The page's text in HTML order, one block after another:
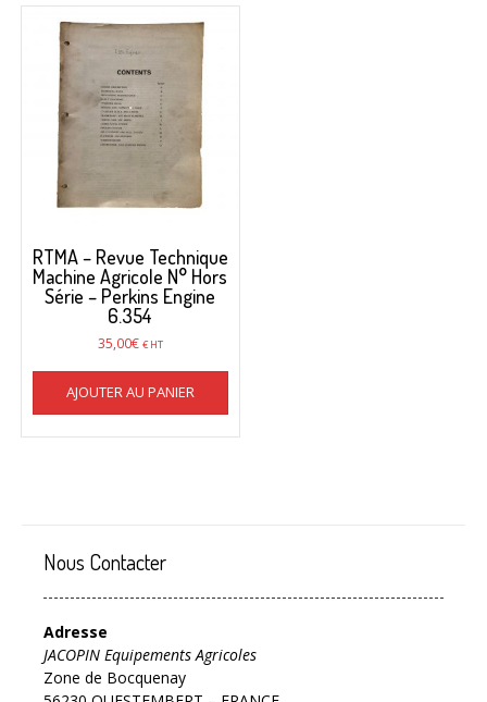
RTMA – Revue Technique
Machine Agricole N° Hors
Série – Perkins Engine
6.354
35,00€ € HT
AJOUTER AU PANIER
Nous Contacter
Adresse
JACOPIN Equipements Agricoles
Zone de Bocquenay